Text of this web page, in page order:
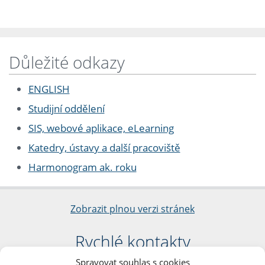
Spravovat souhlas s cookies
Důležité odkazy
ENGLISH
Studijní oddělení
SIS, webové aplikace, eLearning
Katedry, ústavy a další pracoviště
Harmonogram ak. roku
Zobrazit plnou verzi stránek
Rychlé kontakty